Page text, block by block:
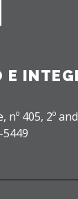
E
405, 2º